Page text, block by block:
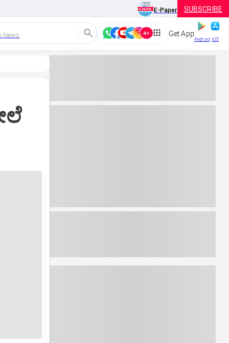
E-Paper SUBSCRIBE
News Get App
Android iOS